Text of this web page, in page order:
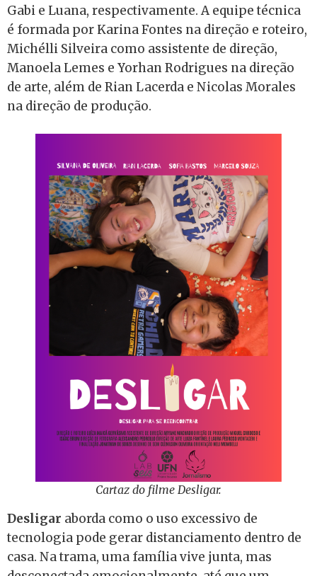
Gabi e Luana, respectivamente. A equipe técnica
é formada por Karina Fontes na direção e roteiro,
Michélli Silveira como assistente de direção,
Manoela Lemes e Yorhan Rodrigues na direção
de arte, além de Rian Lacerda e Nicolas Morales
na direção de produção.
Cartaz do filme Desligar.
Desligar aborda como o uso excessivo de
tecnologia pode gerar distanciamento dentro de
casa. Na trama, uma família vive junta, mas